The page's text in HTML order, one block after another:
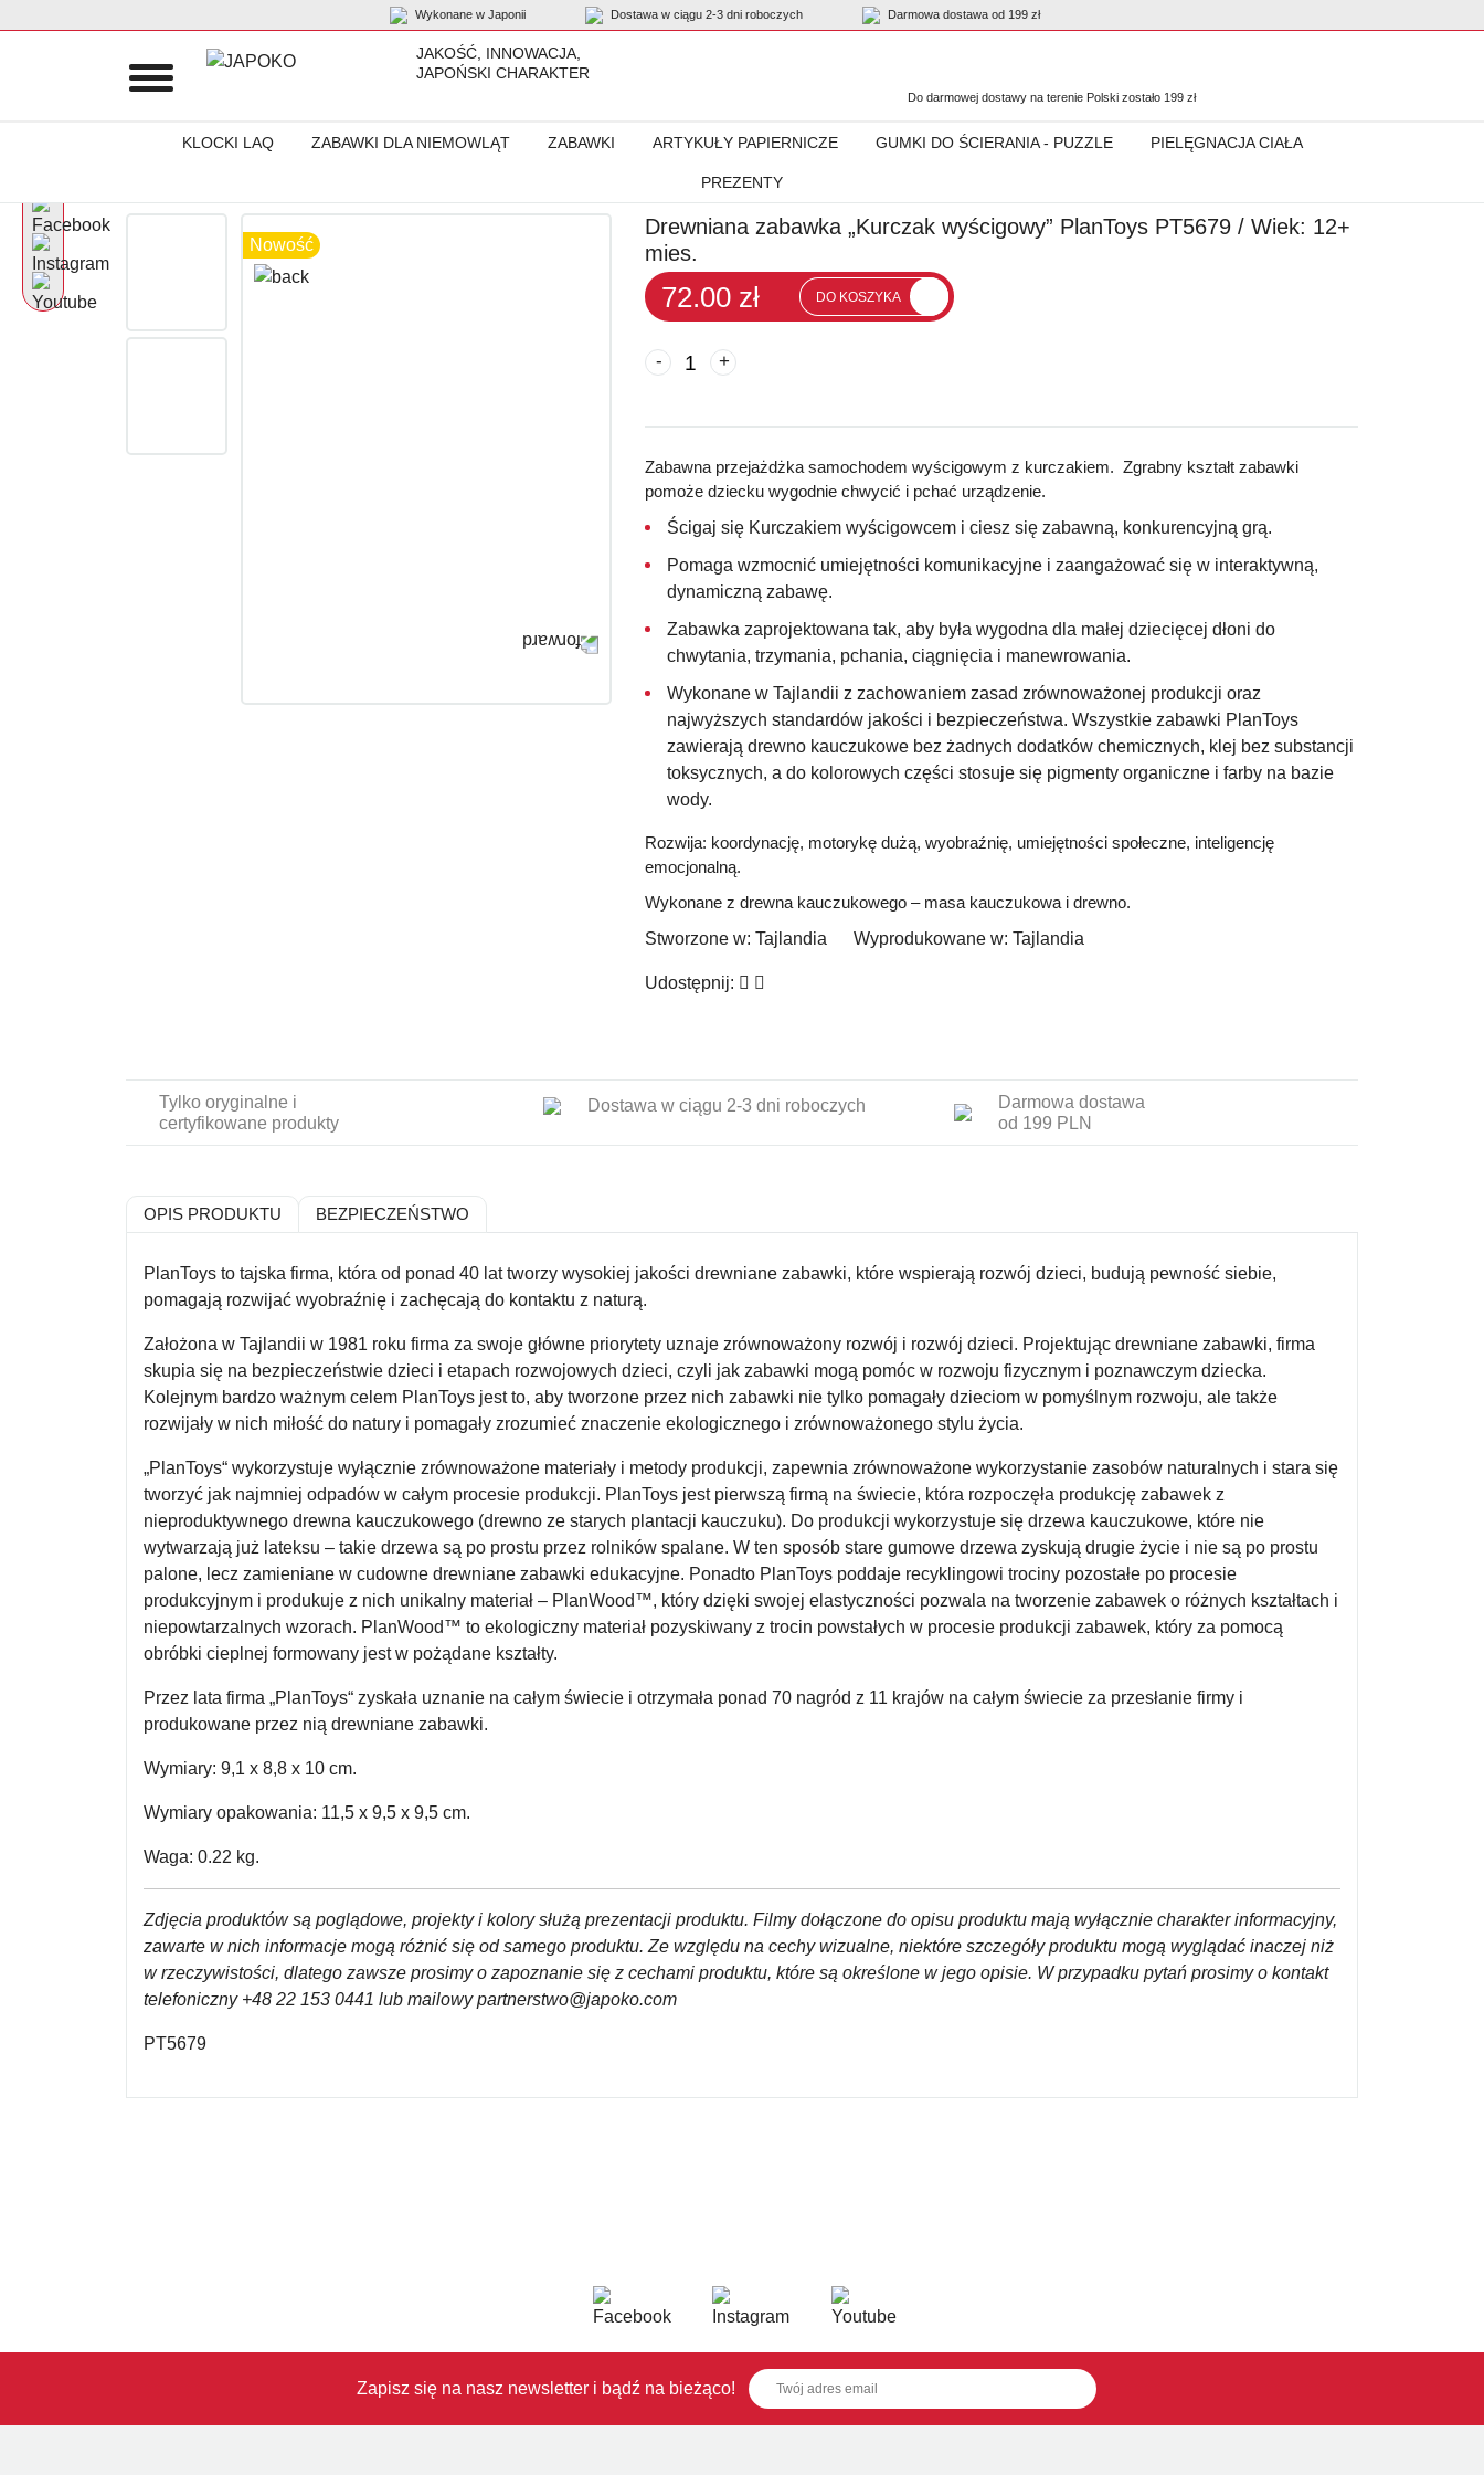
Wykonane w Japonii Dostawa w ciągu 2-3 dni roboczych Darmowa dostawa od 199 zł
JAKOŚĆ, INNOWACJA,
JAPOŃSKI CHARAKTER
Do darmowej dostawy na terenie Polski zostało 199 zł
KLOCKI LAQ ZABAWKI DLA NIEMOWLĄT ZABAWKI ARTYKUŁY PAPIERNICZE GUMKI DO ŚCIERANIA - PUZZLE PIELĘGNACJA CIAŁA
PREZENTY
Drewniana zabawka „Kurczak wyścigowy” PlanToys PT5679
Nowość
Drewniana zabawka „Kurczak wyścigowy” PlanToys PT5679 / Wiek: 12+
mies.
72.00 zł DO KOSZYKA
- +
Zabawna przejażdżka samochodem wyścigowym z kurczakiem. Zgrabny kształt zabawki
pomoże dziecku wygodnie chwycić i pchać urządzenie.
Ścigaj się Kurczakiem wyścigowcem i ciesz się zabawną, konkurencyjną grą.
Pomaga wzmocnić umiejętności komunikacyjne i zaangażować się w interaktywną,
dynamiczną zabawę.
Zabawka zaprojektowana tak, aby była wygodna dla małej dziecięcej dłoni do
chwytania, trzymania, pchania, ciągnięcia i manewrowania.
Wykonane w Tajlandii z zachowaniem zasad zrównoważonej produkcji oraz
najwyższych standardów jakości i bezpieczeństwa. Wszystkie zabawki PlanToys
zawierają drewno kauczukowe bez żadnych dodatków chemicznych, klej bez substancji
toksycznych, a do kolorowych części stosuje się pigmenty organiczne i farby na bazie
wody.
Rozwija: koordynację, motorykę dużą, wyobraźnię, umiejętności społeczne, inteligencję
emocjonalną.
Wykonane z drewna kauczukowego – masa kauczukowa i drewno.
Stworzone w: Tajlandia Wyprodukowane w: Tajlandia
Udostępnij:
Tylko oryginalne i
certyfikowane produkty
Dostawa w ciągu 2-3 dni roboczych
Darmowa dostawa
od 199 PLN
OPIS PRODUKTU BEZPIECZEŃSTWO
PlanToys to tajska firma, która od ponad 40 lat tworzy wysokiej jakości drewniane zabawki, które wspierają rozwój dzieci, budują pewność siebie,
pomagają rozwijać wyobraźnię i zachęcają do kontaktu z naturą.
Założona w Tajlandii w 1981 roku firma za swoje główne priorytety uznaje zrównoważony rozwój i rozwój dzieci. Projektując drewniane zabawki, firma
skupia się na bezpieczeństwie dzieci i etapach rozwojowych dzieci, czyli jak zabawki mogą pomóc w rozwoju fizycznym i poznawczym dziecka.
Kolejnym bardzo ważnym celem PlanToys jest to, aby tworzone przez nich zabawki nie tylko pomagały dzieciom w pomyślnym rozwoju, ale także
rozwijały w nich miłość do natury i pomagały zrozumieć znaczenie ekologicznego i zrównoważonego stylu życia.
„PlanToys“ wykorzystuje wyłącznie zrównoważone materiały i metody produkcji, zapewnia zrównoważone wykorzystanie zasobów naturalnych i stara się
tworzyć jak najmniej odpadów w całym procesie produkcji. PlanToys jest pierwszą firmą na świecie, która rozpoczęła produkcję zabawek z
nieproduktywnego drewna kauczukowego (drewno ze starych plantacji kauczuku). Do produkcji wykorzystuje się drzewa kauczukowe, które nie
wytwarzają już lateksu – takie drzewa są po prostu przez rolników spalane. W ten sposób stare gumowe drzewa zyskują drugie życie i nie są po prostu
palone, lecz zamieniane w cudowne drewniane zabawki edukacyjne. Ponadto PlanToys poddaje recyklingowi trociny pozostałe po procesie
produkcyjnym i produkuje z nich unikalny materiał – PlanWood™, który dzięki swojej elastyczności pozwala na tworzenie zabawek o różnych kształtach i
niepowtarzalnych wzorach. PlanWood™ to ekologiczny materiał pozyskiwany z trocin powstałych w procesie produkcji zabawek, który za pomocą
obróbki cieplnej formowany jest w pożądane kształty.
Przez lata firma „PlanToys“ zyskała uznanie na całym świecie i otrzymała ponad 70 nagród z 11 krajów na całym świecie za przesłanie firmy i
produkowane przez nią drewniane zabawki.
Wymiary: 9,1 x 8,8 x 10 cm.
Wymiary opakowania: 11,5 x 9,5 x 9,5 cm.
Waga: 0.22 kg.
Zdjęcia produktów są poglądowe, projekty i kolory służą prezentacji produktu. Filmy dołączone do opisu produktu mają wyłącznie charakter informacyjny,
zawarte w nich informacje mogą różnić się od samego produktu. Ze względu na cechy wizualne, niektóre szczegóły produktu mogą wyglądać inaczej niż
w rzeczywistości, dlatego zawsze prosimy o zapoznanie się z cechami produktu, które są określone w jego opisie. W przypadku pytań prosimy o kontakt
telefoniczny +48 22 153 0441 lub mailowy partnerstwo@japoko.com
PT5679
Zapisz się na nasz newsletter i bądź na bieżąco!